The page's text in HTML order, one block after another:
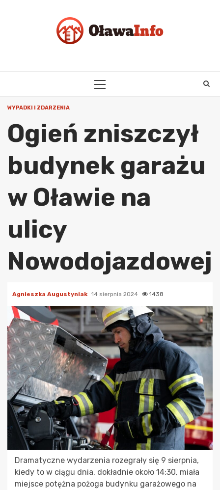
PRIMARY
WYPADKI I ZDARZENIA
Ogień zniszczył
budynek garażu
w Oławie na
ulicy
Nowodojazdowej
Agnieszka Augustyniak 14 sierpnia 2024 1438
Dramatyczne wydarzenia rozegrały się 9 sierpnia,
kiedy to w ciągu dnia, dokładnie około 14:30, miała
miejsce potężna pożoga budynku garażowego na